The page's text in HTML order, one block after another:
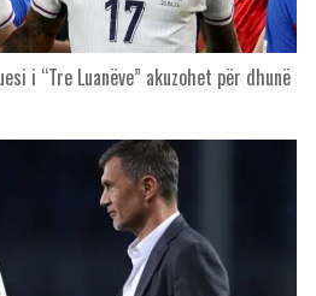
i “Tre Luanëve” akuzohet për dhunë